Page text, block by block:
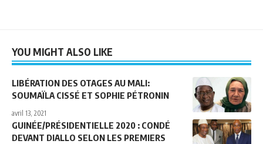
YOU MIGHT ALSO LIKE
LIBÉRATION DES OTAGES AU MALI:
SOUMAÏLA CISSÉ ET SOPHIE PÉTRONIN
avril 13, 2021
GUINÉE/PRÉSIDENTIELLE 2020 : CONDÉ
DEVANT DIALLO SELON LES PREMIERS